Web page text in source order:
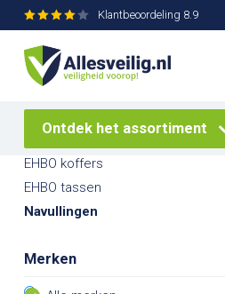
Klantbeoordeling 8.9
Ontdek het assortiment
Home / Verbandkoffers
Categorieën
Verbandkoffers
EHBO koffers
EHBO tassen
Navullingen
Merken